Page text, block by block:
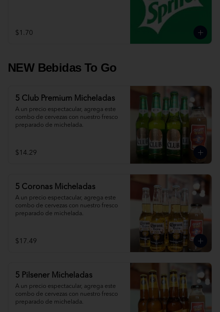
$1.70
NEW Bebidas To Go
5 Club Premium Micheladas
A un precio espectacular, agrega este
combo de cervezas con nuestro fresco
preparado de michelada.
$14.29
5 Coronas Micheladas
A un precio espectacular, agrega este
combo de cervezas con nuestro fresco
preparado de michelada.
$17.49
5 Pilsener Micheladas
A un precio espectacular, agrega este
combo de cervezas con nuestro fresco
preparado de michelada.